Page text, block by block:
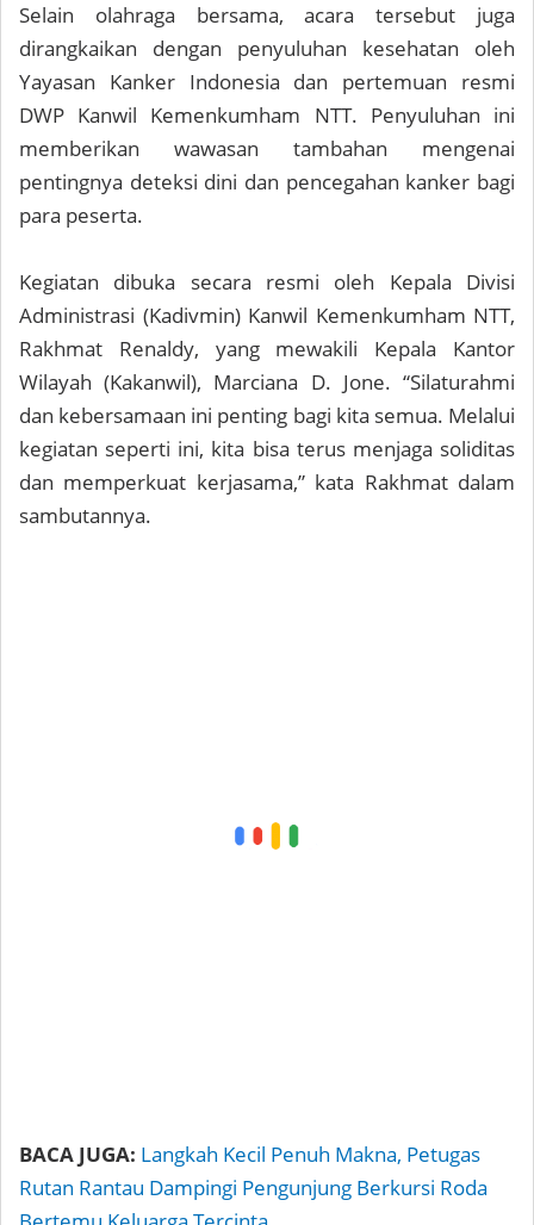
Selain olahraga bersama, acara tersebut juga
dirangkaikan dengan penyuluhan kesehatan oleh
Yayasan Kanker Indonesia dan pertemuan resmi
DWP Kanwil Kemenkumham NTT. Penyuluhan ini
memberikan wawasan tambahan mengenai
pentingnya deteksi dini dan pencegahan kanker bagi
para peserta.
Kegiatan dibuka secara resmi oleh Kepala Divisi
Administrasi (Kadivmin) Kanwil Kemenkumham NTT,
Rakhmat Renaldy, yang mewakili Kepala Kantor
Wilayah (Kakanwil), Marciana D. Jone. “Silaturahmi
dan kebersamaan ini penting bagi kita semua. Melalui
kegiatan seperti ini, kita bisa terus menjaga soliditas
dan memperkuat kerjasama,” kata Rakhmat dalam
sambutannya.
BACA JUGA: Langkah Kecil Penuh Makna, Petugas
Rutan Rantau Dampingi Pengunjung Berkursi Roda